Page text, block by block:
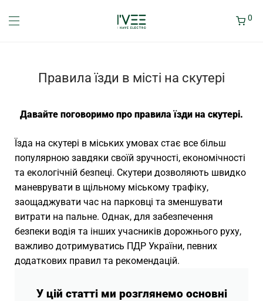
0
Правила їзди в місті на скутері
Давайте поговоримо про правила їзди на скутері.
Їзда на скутері в міських умовах стає все більш
популярною завдяки своїй зручності, економічності
та екологічній безпеці. Скутери дозволяють швидко
маневрувати в щільному міському трафіку,
заощаджувати час на парковці та зменшувати
витрати на пальне. Однак, для забезпечення
безпеки водія та інших учасників дорожнього руху,
важливо дотримуватись ПДР України, певних
додаткових правил та рекомендацій.
У цій статті ми розглянемо основні